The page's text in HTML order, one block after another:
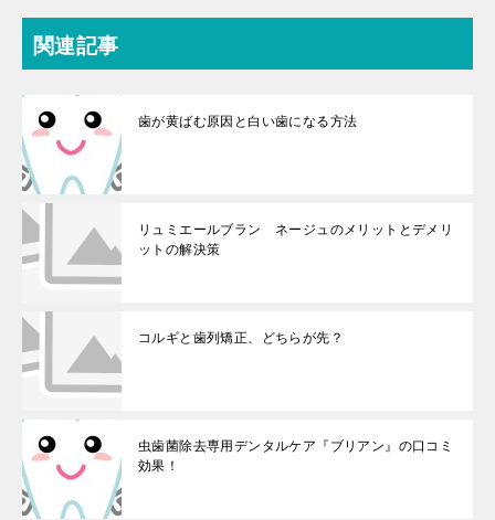
関連記事
歯が黄ばむ原因と白い歯になる方法
リュミエールブラン ネージュのメリットとデメリ
ットの解決策
コルギと歯列矯正、どちらが先？
虫歯菌除去専用デンタルケア『ブリアン』の口コミ
効果！